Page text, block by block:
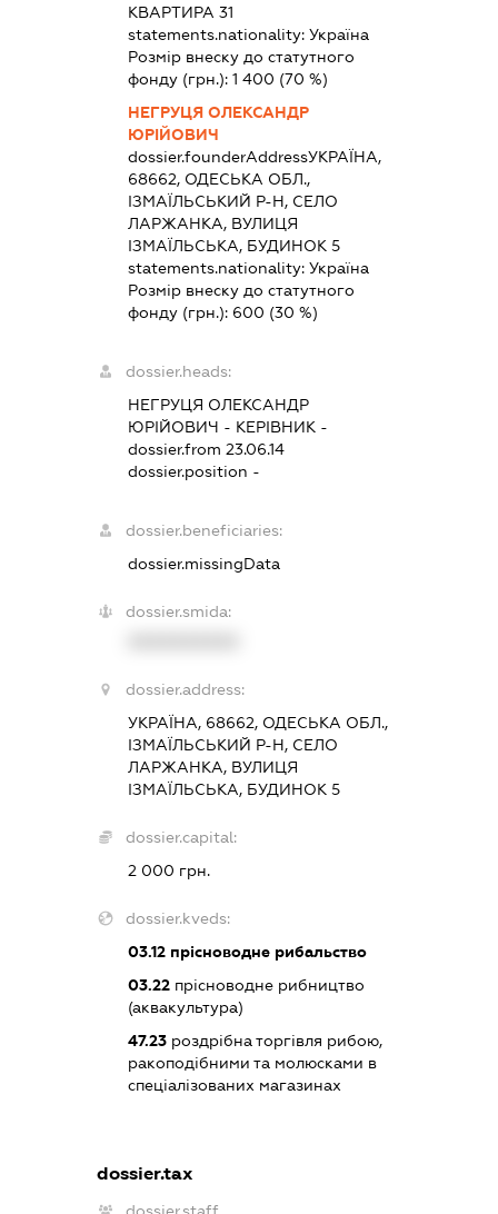
КВАРТИРА 31
statements.nationality: Україна
Розмір внеску до статутного
фонду (грн.): 1 400 (70 %)
НЕГРУЦЯ ОЛЕКСАНДР
ЮРІЙОВИЧ
dossier.founderAddressУКРАЇНА,
68662, ОДЕСЬКА ОБЛ.,
ІЗМАЇЛЬСЬКИЙ Р-Н, СЕЛО
ЛАРЖАНКА, ВУЛИЦЯ
ІЗМАЇЛЬСЬКА, БУДИНОК 5
statements.nationality: Україна
Розмір внеску до статутного
фонду (грн.): 600 (30 %)
dossier.heads:
НЕГРУЦЯ ОЛЕКСАНДР
ЮРІЙОВИЧ - КЕРІВНИК -
dossier.from 23.06.14
dossier.position -
dossier.beneficiaries:
dossier.missingData
dossier.smida:
dossier.address:
УКРАЇНА, 68662, ОДЕСЬКА ОБЛ.,
ІЗМАЇЛЬСЬКИЙ Р-Н, СЕЛО
ЛАРЖАНКА, ВУЛИЦЯ
ІЗМАЇЛЬСЬКА, БУДИНОК 5
dossier.capital:
2 000 грн.
dossier.kveds:
03.12прісноводне рибальство
03.22прісноводне рибництво
(аквакультура)
47.23роздрібна торгівля рибою,
ракоподібними та молюсками в
спеціалізованих магазинах
dossier.tax